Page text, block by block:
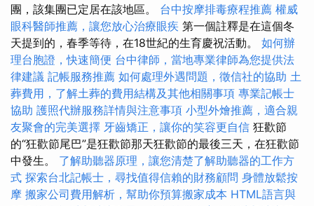
團，該集團已定居在該地區。 台中按摩排毒療程推薦 權威
眼科醫師推薦，讓您放心治療眼疾 第一個註釋是在這個冬
天提到的，春季等待，在18世紀的生育慶祝活動。 如何辦
理台胞證，快速簡便 台中律師，當地專業律師為您提供法
律建議 記帳服務推薦 如何處理外遇問題，徵信社的協助 土
葬費用，了解土葬的費用結構及其他相關事項 專業記帳士
協助 護照代辦服務詳情與注意事項 小型外燴推薦，適合親
友聚會的完美選擇 牙齒矯正，讓你的笑容更自信 狂歡節
的“狂歡節尾巴”是狂歡節那天狂歡節的最後三天，在狂歡節
中發生。 了解助聽器原理，讓您清楚了解助聽器的工作方
式 探索台北記帳士，尋找值得信賴的財務顧問 身體放鬆按
摩 搬家公司費用解析，幫助你預算搬家成本 HTML語言與